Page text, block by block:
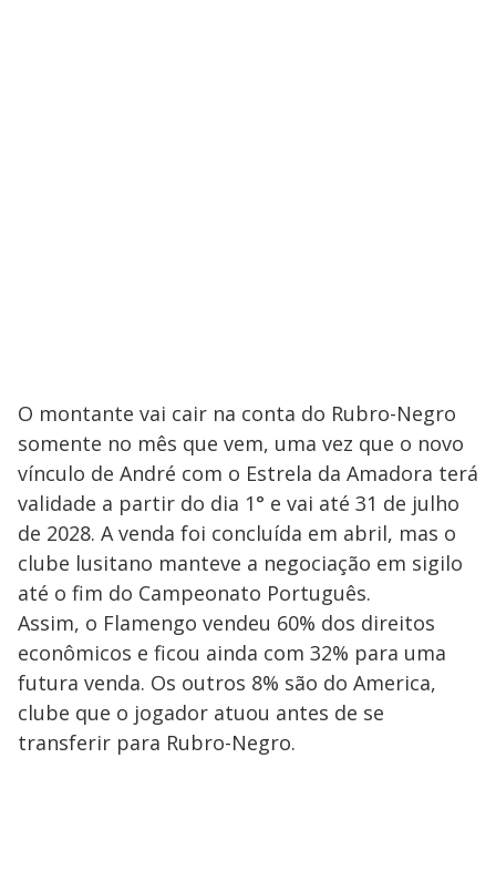
O montante vai cair na conta do Rubro-Negro
somente no mês que vem, uma vez que o novo
vínculo de André com o Estrela da Amadora terá
validade a partir do dia 1° e vai até 31 de julho
de 2028. A venda foi concluída em abril, mas o
clube lusitano manteve a negociação em sigilo
até o fim do Campeonato Português.
Assim, o Flamengo vendeu 60% dos direitos
econômicos e ficou ainda com 32% para uma
futura venda. Os outros 8% são do America,
clube que o jogador atuou antes de se
transferir para Rubro-Negro.